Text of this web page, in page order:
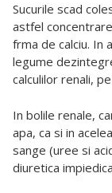
Sucurile scad
astfel
frma de calciu. In
legume
calculilor renali,
In bolile renale,
apa, ca si in
sange (uree si
diuretica